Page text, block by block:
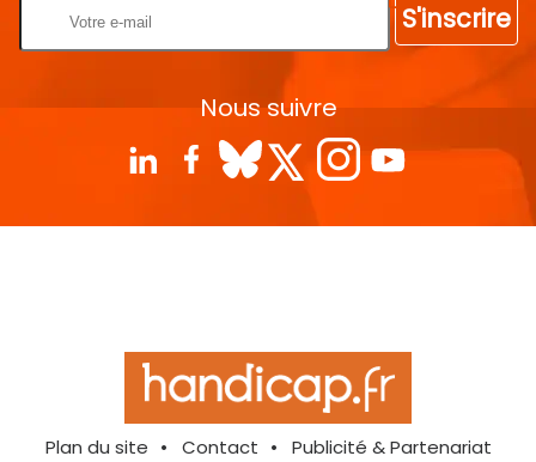
S'inscrire
Nous suivre
Plan du site Contact
Publicité & Partenariat